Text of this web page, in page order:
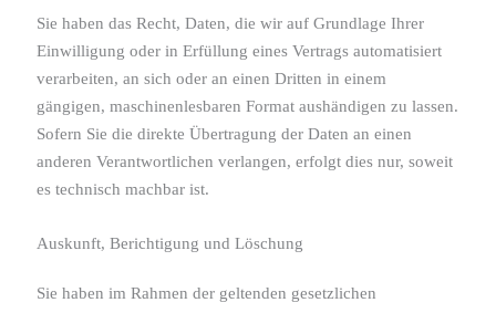
Sie haben das Recht, Daten, die wir auf Grundlage Ihrer
Einwilligung oder in Erfüllung eines Vertrags automatisiert
verarbeiten, an sich oder an einen Dritten in einem
gängigen, maschinenlesbaren Format aushändigen zu lassen.
Sofern Sie die direkte Übertragung der Daten an einen
anderen Verantwortlichen verlangen, erfolgt dies nur, soweit
es technisch machbar ist.
Auskunft, Berichtigung und Löschung
Sie haben im Rahmen der geltenden gesetzlichen